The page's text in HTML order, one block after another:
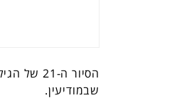
שבמודיעין.